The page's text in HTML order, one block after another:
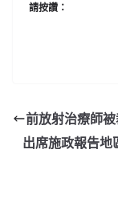
請按讚：
前放射治療師
出席施政報告地